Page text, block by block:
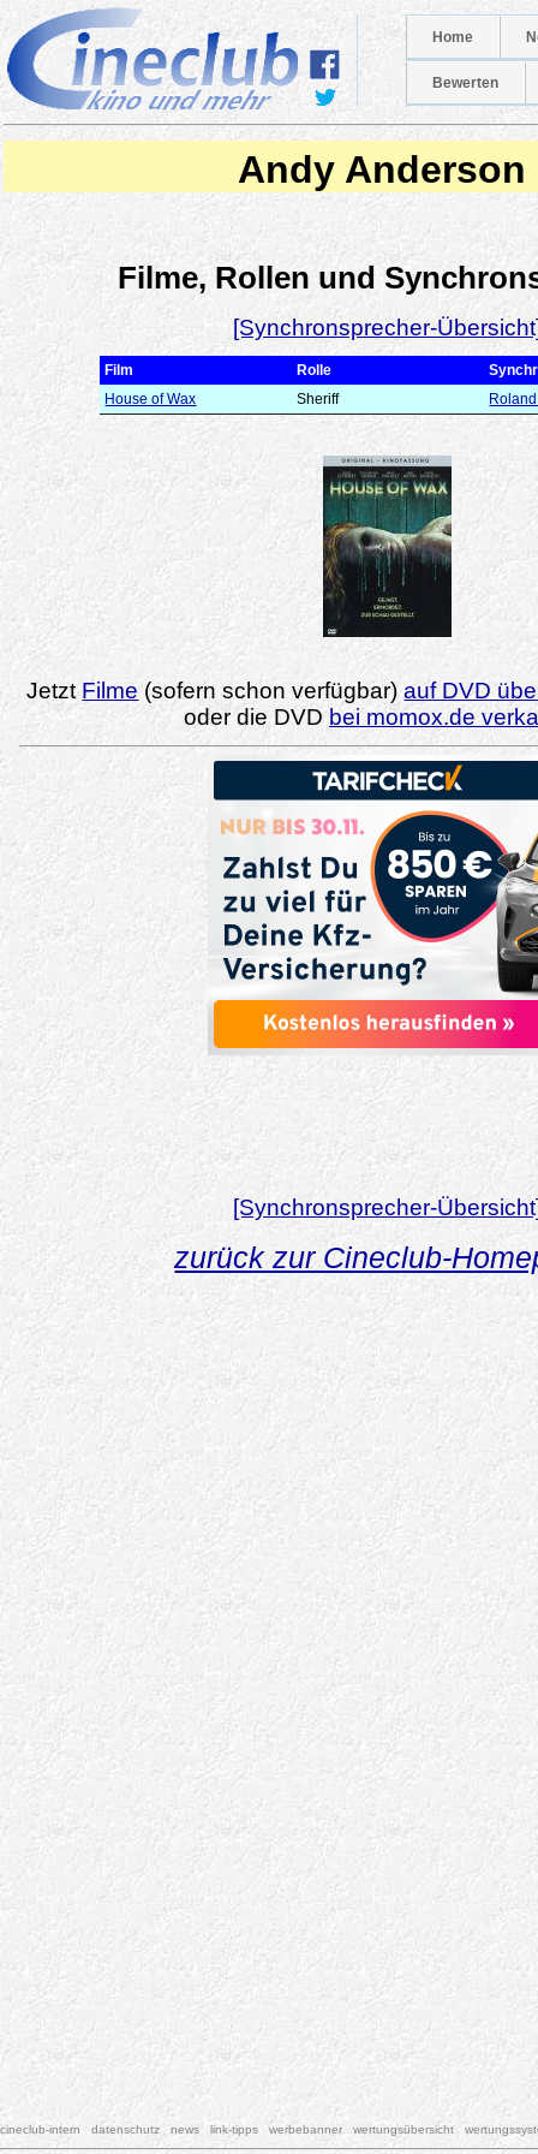
Home
Bewerten
Andy Anderson
Filme, Rollen und
[Synchronsprecher-
Film Rolle
House of Wax
Sheriff
Jetzt Filme (sofern schon verfügbar)auf DVD
oder die DVD bei momox.de
[Synchronsprecher-
zurück zur Cineclub-
cineclub-intern datenschutz news link-tipps werbebanner wertungsübersicht